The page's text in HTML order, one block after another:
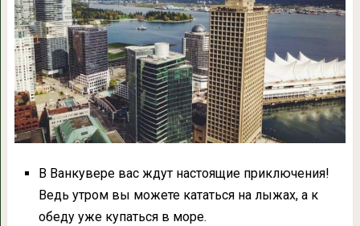
В Ванкувере вас ждут настоящие приключения!
Ведь утром вы можете кататься на лыжах, а к
обеду уже купаться в море.